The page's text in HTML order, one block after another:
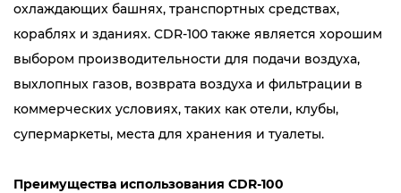
охлаждающих башнях, транспортных средствах,
кораблях и зданиях. CDR-100 также является хорошим
выбором производительности для подачи воздуха,
выхлопных газов, возврата воздуха и фильтрации в
коммерческих условиях, таких как отели, клубы,
супермаркеты, места для хранения и туалеты.
Преимущества использования CDR-100